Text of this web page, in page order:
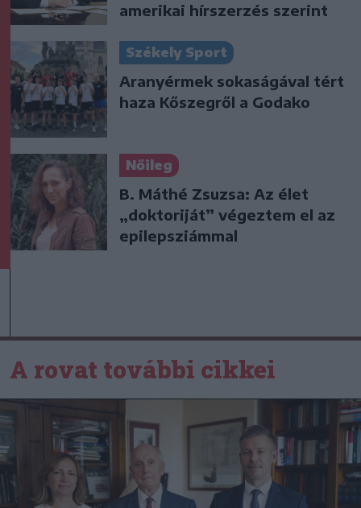
amerikai hírszerzés szerint
Székely Sport
Aranyérmek sokaságával tért
haza Kőszegről a Godako
Nőileg
B. Máthé Zsuzsa: Az élet
„doktoriját” végeztem el az
epilepsziámmal
A rovat további cikkei